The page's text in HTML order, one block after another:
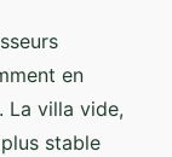
en
La villa vide,
stable